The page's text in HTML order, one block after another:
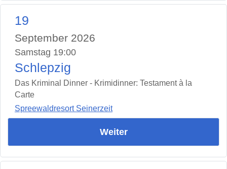
19
September 2026
Samstag 19:00
Schlepzig
Das Kriminal Dinner - Krimidinner: Testament à la
Carte
Spreewaldresort Seinerzeit
Weiter